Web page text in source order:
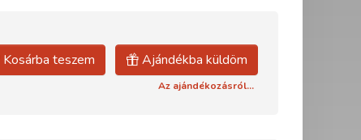
Kosárba teszem Ajándékba küldöm
Az ajándékozásról...